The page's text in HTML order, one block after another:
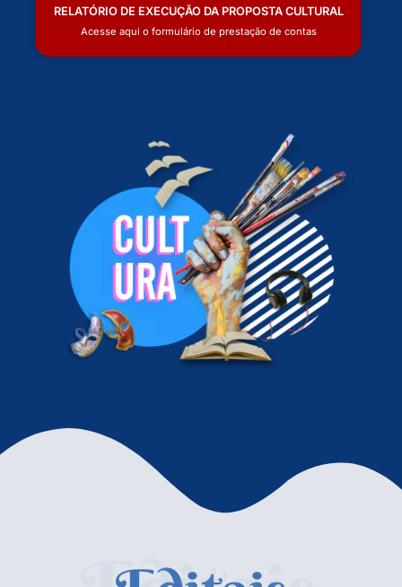
RELATÓRIO DE EXECUÇÃO DA PROPOSTA CULTURAL
Acesse aqui o formulário de prestação de contas